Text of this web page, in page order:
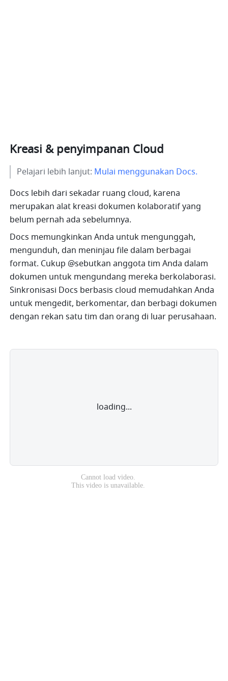
Kreasi & penyimpanan Cloud
Pelajari lebih lanjut: Mulai menggunakan Docs.
Docs lebih dari sekadar ruang cloud, karena
merupakan alat kreasi dokumen kolaboratif yang
belum pernah ada sebelumnya.
Docs memungkinkan Anda untuk mengunggah,
mengunduh, dan meninjau file dalam berbagai
format. Cukup @sebutkan anggota tim Anda dalam
dokumen untuk mengundang mereka berkolaborasi.
Sinkronisasi Docs berbasis cloud memudahkan Anda
untuk mengedit, berkomentar, dan berbagi dokumen
dengan rekan satu tim dan orang di luar perusahaan.
loading...